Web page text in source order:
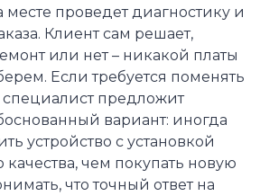
месте проведет диагностику и
Клиент сам решает,
или нет – никакой платы
Если требуется поменять
специалист предложит
вариант: иногда
устройство с установкой
качества, чем покупать новую
что точный ответ на